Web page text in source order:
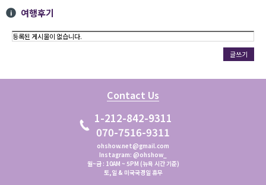
여행후기
등록된 게시물이 없습니다.
글쓰기
Contact Us
1-212-842-9311
070-7516-9311
ohshow.net@gmail.com
Instagram: @ohshow_
월~금 : 10AM ~ 5PM (뉴욕 시간 기준)
토,일 & 미국국경일 휴무